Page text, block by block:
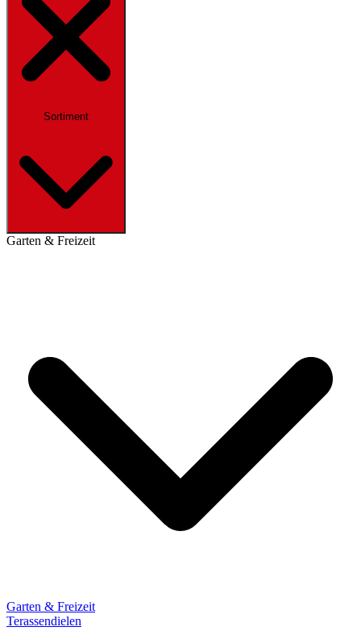
Sortiment
Garten & Freizeit
Garten & Freizeit
Terassendielen